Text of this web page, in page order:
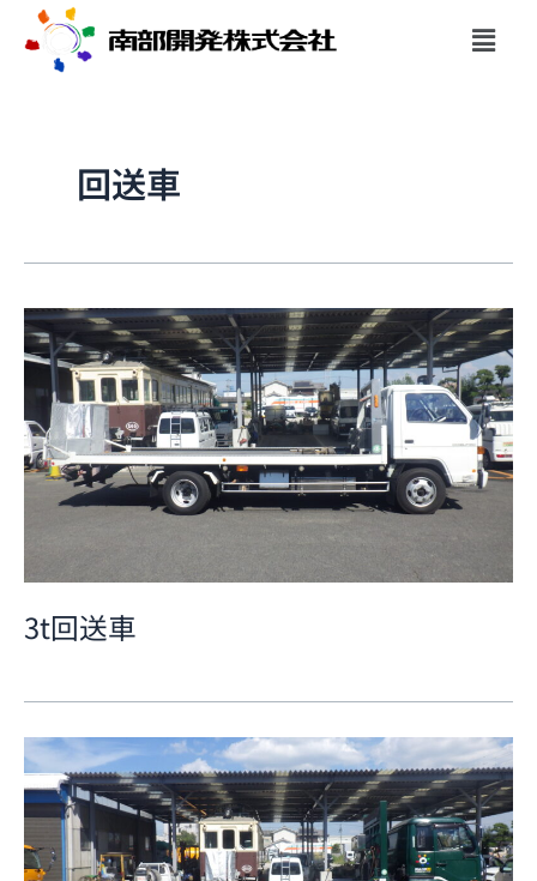
メ
ニ
回送車
3t回送車